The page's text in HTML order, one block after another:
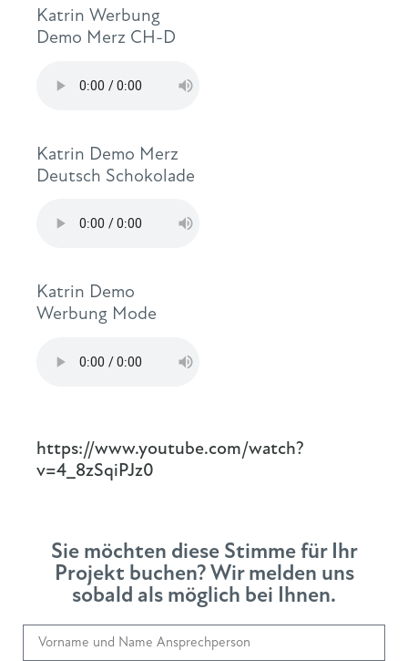
Katrin Werbung
Demo Merz CH-D
Katrin Demo Merz
Deutsch Schokolade
Katrin Demo
Werbung Mode
https://www.youtube.com/watch?
v=4_8zSqiPJz0
Sie möchten diese Stimme für Ihr
Projekt buchen? Wir melden uns
sobald als möglich bei Ihnen.